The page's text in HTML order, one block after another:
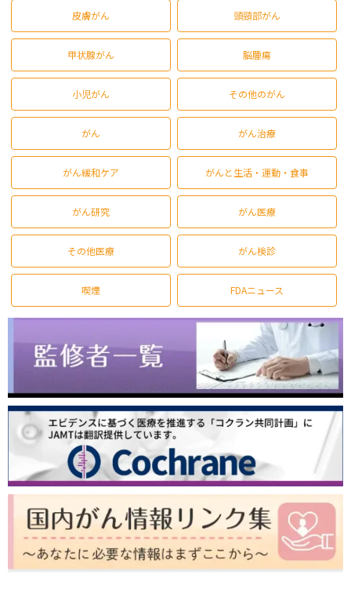
皮膚がん 頭頸部がん
甲状腺がん 脳腫瘍
小児がん その他のがん
がん がん治療
がん緩和ケア がんと生活・運動・食事
がん研究 がん医療
その他医療 がん検診
喫煙 FDAニュース